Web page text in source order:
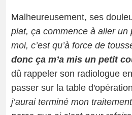
Malheureusement, ses
plat, ça commence à aller
moi, c’est qu’à force de
donc ça m’a mis un petit
dû rappeler son radiologue
passer sur la table
j’aurai terminé mon